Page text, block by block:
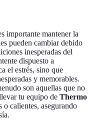
importante mantener la
pueden cambiar debido
inesperadas del
dispuesto a
el estrés, sino que
y memorables.
son aquellas que no
tu equipo de Thermo
o calientes, asegurando